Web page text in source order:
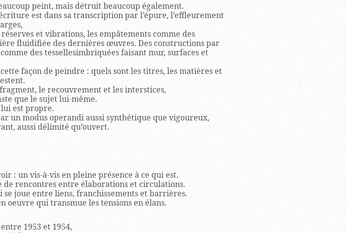
peint, mais détruit beaucoup également.
est dans sa transcription par l’épure, l’effleurement
et vibrations, les empâtements comme des
fluidifiée des dernières œuvres. Des constructions par
des tessellesimbriquées faisant mur, surfaces et
façon de peindre : quels sont les titres, les matières et
le recouvrement et les interstices,
que le sujet lui-même.
est propre.
un modus operandi aussi synthétique que vigoureux,
aussi délimité qu’ouvert.
: un vis-à-vis en pleine présence à ce qui est.
de rencontres entre élaborations et circulations.
se joue entre liens, franchissements et barrières.
oeuvre qui transmue les tensions en élans.
1953 et 1954,